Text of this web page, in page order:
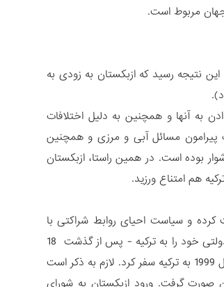
مربوط است.
نتیجه رسید که ازبکستان به زودی به
به آنها و همچنین به دلیل اختلافات
پیرامون مسائل آبی و مرزی و همچنین
بوده است. در همین راستا، ازبکستان
هم امتناع ورزید.
و سیاست احیای روابط شراکتی با
قرقیزستان و تاجیکستان و همچنین ترکیه را آغاز کرده است. در سال گذشته، شوکت میرضیایف اولین سفر دولتی خود را به ترکیه - پس از گذشت 18
سال از سفر رئیس جمهور پیشین ازبکستان به آن کشور - انجام داد. اسلام کریم‌اف آخرین بار در نوامبر سال 1999 به ترکیه سفر کرد. لازم به ذکر است
سفر اردوغان، رئیس‌جمهور ترکیه در نوامبر سال 2016 به ازبکستان صورت گرفت. ورود ازبکستان به شورای